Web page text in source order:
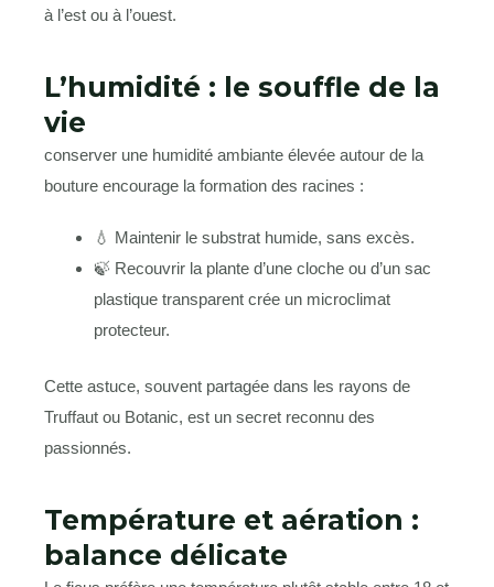
à l’est ou à l’ouest.
L’humidité : le souffle de la
vie
conserver une humidité ambiante élevée autour de la
bouture encourage la formation des racines :
💧 Maintenir le substrat humide, sans excès.
🍃 Recouvrir la plante d’une cloche ou d’un sac
plastique transparent crée un microclimat
protecteur.
Cette astuce, souvent partagée dans les rayons de
Truffaut ou Botanic, est un secret reconnu des
passionnés.
Température et aération :
balance délicate